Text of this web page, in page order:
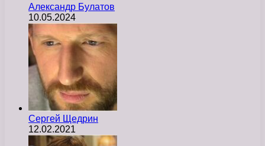
Александр Булатов
10.05.2024
Сергей Щедрин
12.02.2021